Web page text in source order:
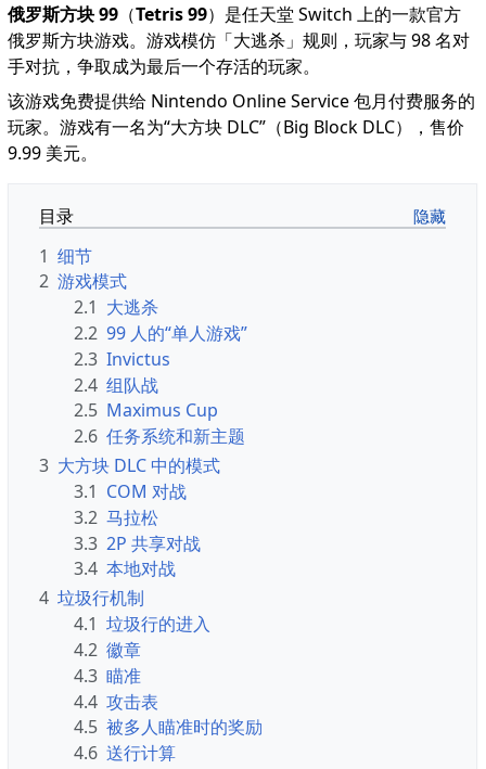
俄罗斯方块 99 （Tetris 99）是任天堂 Switch 上的一款官方
俄罗斯方块游戏。游戏模仿「大逃杀」规则，玩家与 98 名对
手对抗，争取成为最后一个存活的玩家。
该游戏免费提供给 Nintendo Online Service 包月付费服务的
玩家。游戏有一名为“大方块 DLC”（Big Block DLC），售价
9.99 美元。
目录
1 细节
2 游戏模式
2.1 大逃杀
2.2 99 人的“单人游戏”
2.3 Invictus
2.4 组队战
2.5 Maximus Cup
2.6 任务系统和新主题
3 大方块 DLC 中的模式
3.1 COM 对战
3.2 马拉松
3.3 2P 共享对战
3.4 本地对战
4 垃圾行机制
4.1 垃圾行的进入
4.2 徽章
4.3 瞄准
4.4 攻击表
4.5 被多人瞄准时的奖励
4.6 送行计算